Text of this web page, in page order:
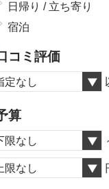
日帰り / 立ち寄り
宿泊
コミ評価
定なし
算
限なし
上限なし